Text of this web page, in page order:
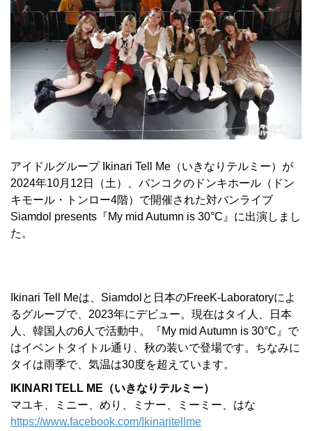
アイドルグループ Ikinari Tell Me（いきなりテルミー）が
2024年10月12日（土）、バンコクのドンキホール（ドン
キモール・トンロー4階）で開催された対バンライブ
Siamdol presents『My mid Autumn is 30°C』に出演しまし
た。
Ikinari Tell Meは、Siamdolと日本のFreeK-Laboratoryによ
るグループで、2023年にデビュー。現在はタイ人、日本
人、韓国人の6人で活動中。『My mid Autumn is 30°C』で
はイベントタイトル通り、秋の装いで登場です。ちなみに
タイは雨季で、気温は30度を超えています。
IKINARI TELL ME（いきなりテルミー）
マユキ、ミニー、めり、ミナー、ミーミー、はな
https://www.facebook.com/Ikinaritellme